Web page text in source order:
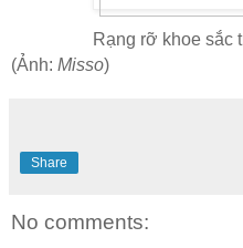
Rạng rỡ khoe sắc
(Ảnh: Misso)
Share
No comments: